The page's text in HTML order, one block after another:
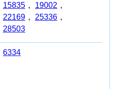
15835 , 19002 ,
22169 , 25336 ,
28503
6334